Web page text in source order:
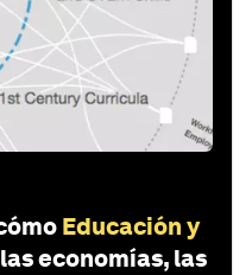
Educación y
economías, las